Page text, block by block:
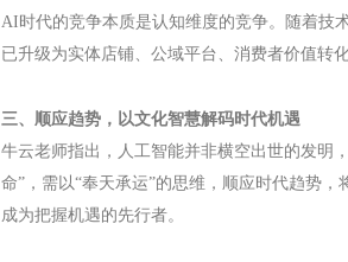
AI时代的竞争本质是认知维度的竞争。随着技
已升级为实体店铺、公域平台、消费者价值转
三、 顺应趋势 ，以文化智慧解码时代机遇
牛云老师指出， 人工智能并非横空出世的发明
命”，需以“奉天承运”的思维，顺应时代趋势 ，
成为把握机遇的先行者。